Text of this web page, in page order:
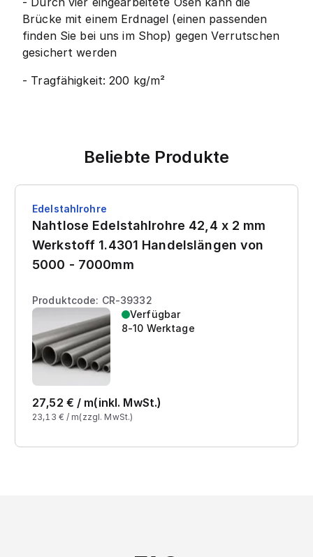
Brücke mit einem Erdnagel (einen passenden
finden Sie bei uns im Shop) gegen Verrutschen
gesichert werden
- Tragfähigkeit: 200 kg/m²
Beliebte Produkte
Edelstahlrohre
Nahtlose Edelstahlrohre 42,4 x 2 mm
Werkstoff 1.4301 Handelslängen von
5000 - 7000mm
Produktcode: CR-39332
Verfügbar
8-10 Werktage
27,52 € / m(inkl. MwSt.)
23,13 € / m(zzgl. MwSt.)